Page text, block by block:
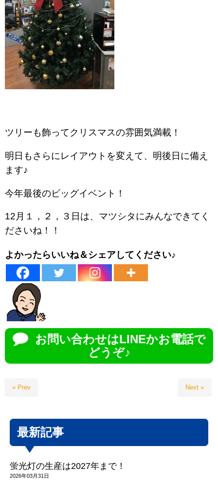
ツリーも飾ってクリスマスの雰囲気満載！
明日もさらにレイアウトを変えて、明後日に備え
ます♪
今年最後のビッグイベント！
12月１，２，３日は、マツシタにみんなできてく
ださいね！！
よかったらいいね＆シェアしてください♪
お問い合わせはLINEかお電話で
どうぞ♪
« Prev Next »
最新記事
蛍光灯の生産は2027年まで！
2026年03月31日